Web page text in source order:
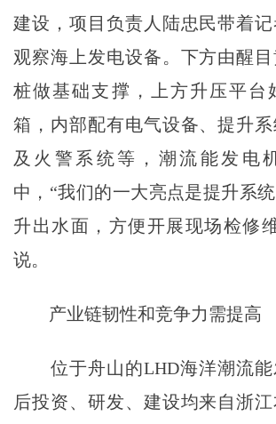
建设，项目负责人陆忠民带着
观察海上发电设备。下方由醒
桩做基础支撑，上方升压平台
箱，内部配有电气设备、提升
及火警系统等，潮流能发电
中，“我们的一大亮点是提升系
升出水面，方便开展现场检修
说。
产业链韧性和竞争力需提高
位于舟山的LHD海洋潮流能
后投资、研发、建设均来自浙